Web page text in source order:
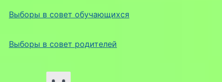
Выборы в совет обучающихся
Выборы в совет родителей